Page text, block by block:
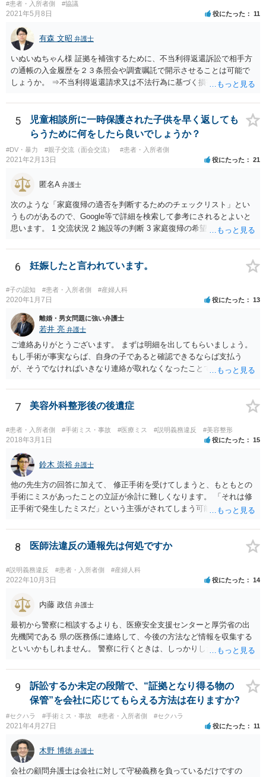
#患者・入所者側 #協議
2021年5月8日 役にたった 11
有森 文昭 弁護士
いぬいぬちゃん様 証拠を補強するために、不当利得返還訴訟で相手方
の通帳の入金履歴を２３条照会や調査嘱託で開示させることは可能で
しょうか。 ⇒不当利得返還請求又は不法行為に基づく損害賠償請求の
等を行うことは十分考えられます。もっとも、網羅的な探索的調査と
なることを裁判所は忌避しますので、具体的な期間等を特定して行う
必要があります。 不正引き出しと入金の金額と日付がすべて一致して
いた場合勝訴の確率はどのくらいでしょうか。 ⇒誠に恐縮ですが、勝
訴の確率をこの場でお伝えすることはできませんので、個別に依頼し
た弁護士にご相談いただき、ご質問ください。 一般的な回答となり恐
縮ですが、使途不明金訴訟の場合には、よくて５分５分というところ
です。 なお、仮に裁判で勝ったとしても弟さんに資力がないと具体的
な回収をすることはできませんので、弟さんの財産への事前の仮差押
え等もきちんと検討してくれる弁護士の方にご相談いただくことをお
勧めいたします。
5
児童相談所に一時保護された子供を早く返しても
らうために何をしたら良いでしょうか？
#DV・暴力 #親子交流（面会交流） #患者・入所者側
2021年2月13日 役にたった 21
匿名A 弁護士
次のような「家庭復帰の適否を判断するためのチェックリスト」とい
うものがあるので、Google等で詳細を検索して参考にされるとよいと
思います。 1 交流状況 2 施設等の判断 3 家庭復帰の希望 4 保護者への
能力 8 引取りの希望 9 虐待の事実を認めていること 10 子どもの立場
に立った見方 11 衝動のコントロール 12 精神的安定 13 養育の知識・
技術 14 関係機関への援助、関係構築の意思 15 地域、近隣における孤
立、トラブル 16 親族との関係 17 生活基盤の安定 18 子どもの心理的
居場所 19 地域の受入れ体制 20 地域の支援機能 お母様が別居して引き
取るプランは、児童相談所側からすると、17・18あたりでネガティブ
に捉えられる可能性がありますので、たとえば、あなた自身が安定し
た収入を有し、かつ、親族等の手厚い援助が得られ、お父様の影響を
排除できることを示さないかぎりはなかなか認められないように思わ
れます。 児童相談所の担当者は、中には問題のあるかたもいるかもし
れませんが、基本的には子どもの立場に立って動こうとされているか
ネガティブな評価を付けられるので、家庭復帰の可能性をどんどん狭
6 妊娠したと言われています。
#子の認知 #患者・入所者側 #産婦人科
2020年1月7日 役にたった 13
離婚・男女問題に強い弁護士
若井 亮 弁護士
ご連絡ありがとうございます。 まずは明細を出してもらいましょう。
もし手術が事実ならば、自身の子であると確認できるならば支払う
が、そうでなければいきなり連絡が取れなくなったことで不信感もあ
してはいかがでしょうか。 代理人となる場合ですが、事務所ごとにま
ちまちです。 弊所の場合、交渉をお受けするとなると20万円くらいが
7 美容外科整形後の後遺症
#患者・入所者側 #手術ミス・事故 #医療ミス #説明義務違反 #美容整形
2018年3月1日 役にたった 15
鈴木 崇裕 弁護士
他の先生方の回答に加えて、 修正手術を受けてしまうと、もともとの
手術にミスがあったことの立証が余計に難しくなります。 「それは修
正手術で発生したミスだ」という主張がされてしまう可能性があるか
検討なさっているのであれば、修正手術を受けるまえに弁護士に相談
して対応を決めることを強くお勧めいたします。
8 医師法違反の通報先は何処ですか
#説明義務違反 #患者・入所者側 #産婦人科
2022年10月3日 役にたった 14
内藤 政信 弁護士
最初から警察に相談するよりも、医療安全支援センターと厚労省の出
先機関である 県の医務係に連絡して、今後の方法など情報を収集する
といいかもしれません。 警察に行くときは、しっかりした被害届ある
9
訴訟するか未定の段階で、“証拠となり得る物の
保管”を会社に応じてもらえる方法は在りますか?
#セクハラ #手術ミス・事故 #患者・入所者側 #セクハラ
2021年4月27日 役にたった 11
木野 博徳 弁護士
会社の顧問弁護士は会社に対して守秘義務を負っているだけですの